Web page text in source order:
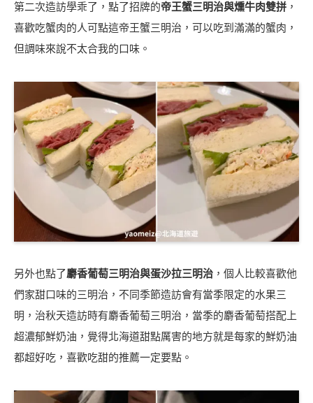
第二次造訪學乖了，點了招牌的帝王蟹三明治與燻牛肉雙拼 ，
喜歡吃蟹肉的人可點這帝王蟹三明治，可以吃到滿滿的蟹肉，
但調味來說不太合我的口味。
另外也點了麝香葡萄三明治與蛋沙拉三明治 ，個人比較喜歡他
們家甜口味的三明治，不同季節造訪會有當季限定的水果三
明，治秋天造訪時有麝香葡萄三明治，當季的麝香葡萄搭配上
超濃郁鮮奶油，覺得北海道甜點厲害的地方就是每家的鮮奶油
都超好吃，喜歡吃甜的推薦一定要點。